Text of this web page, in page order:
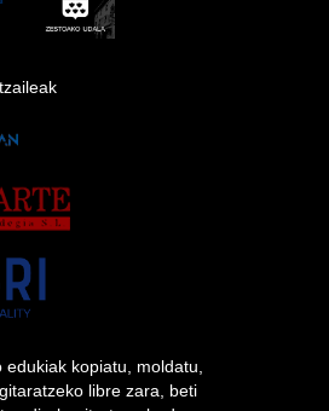
edukiak kopiatu, moldatu,
libre zara, beti